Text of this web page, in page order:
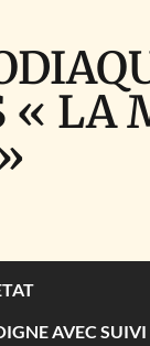
« LA
AVEC SUIVI